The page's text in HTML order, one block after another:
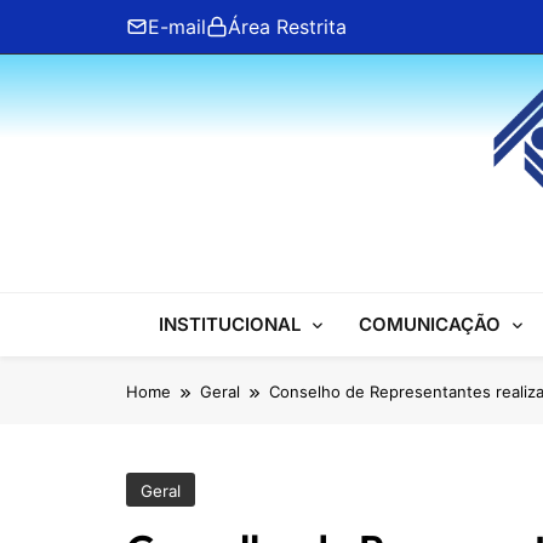
content
E-mail Área Restrita
ANFIP Nacional
INSTITUCIONAL COMUNICAÇÃO
Home Geral Conselho de Representantes
Geral